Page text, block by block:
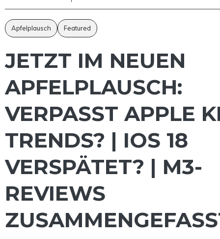
Apfelplausch Featured
JETZT IM NEUEN
APFELPLAUSCH:
VERPASST APPLE
TRENDS? | IOS 18
VERSPÄTET? | M3-
REVIEWS